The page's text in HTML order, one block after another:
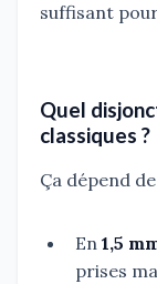
suffisant
Quel
classiques ?
Ça dépend
En 1,5
prises